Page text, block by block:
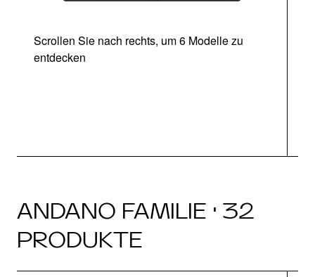
Scrollen Sie nach rechts, um 6 Modelle zu
entdecken
ANDANO FAMILIE · 32
PRODUKTE